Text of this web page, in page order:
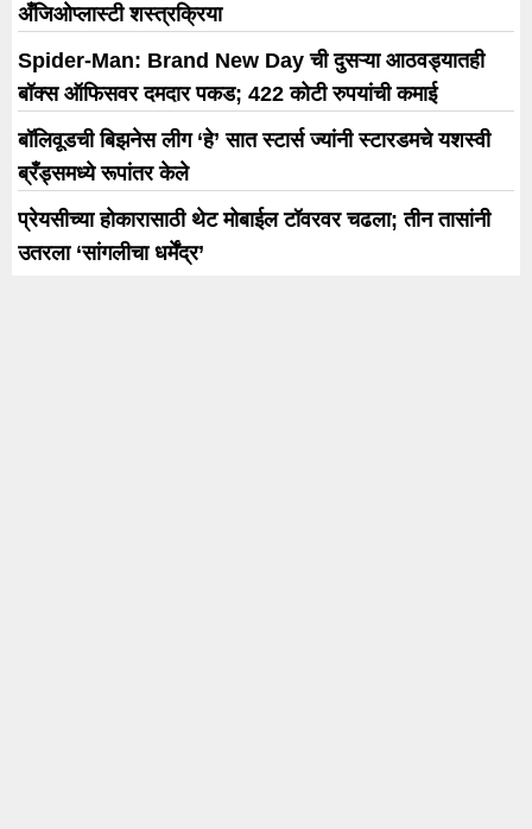
अँजिओप्लास्टी शस्त्रक्रिया
Spider-Man: Brand New Day ची दुसऱ्या आठवड्यातही
बॉक्स ऑफिसवर दमदार पकड; 422 कोटी रुपयांची कमाई
बॉलिवूडची बिझनेस लीग ‘हे’ सात स्टार्स ज्यांनी स्टारडमचे यशस्वी
ब्रँड्समध्ये रूपांतर केले
प्रेयसीच्या होकारासाठी थेट मोबाईल टॉवरवर चढला; तीन तासांनी
उतरला ‘सांगलीचा धर्मेंद्र’